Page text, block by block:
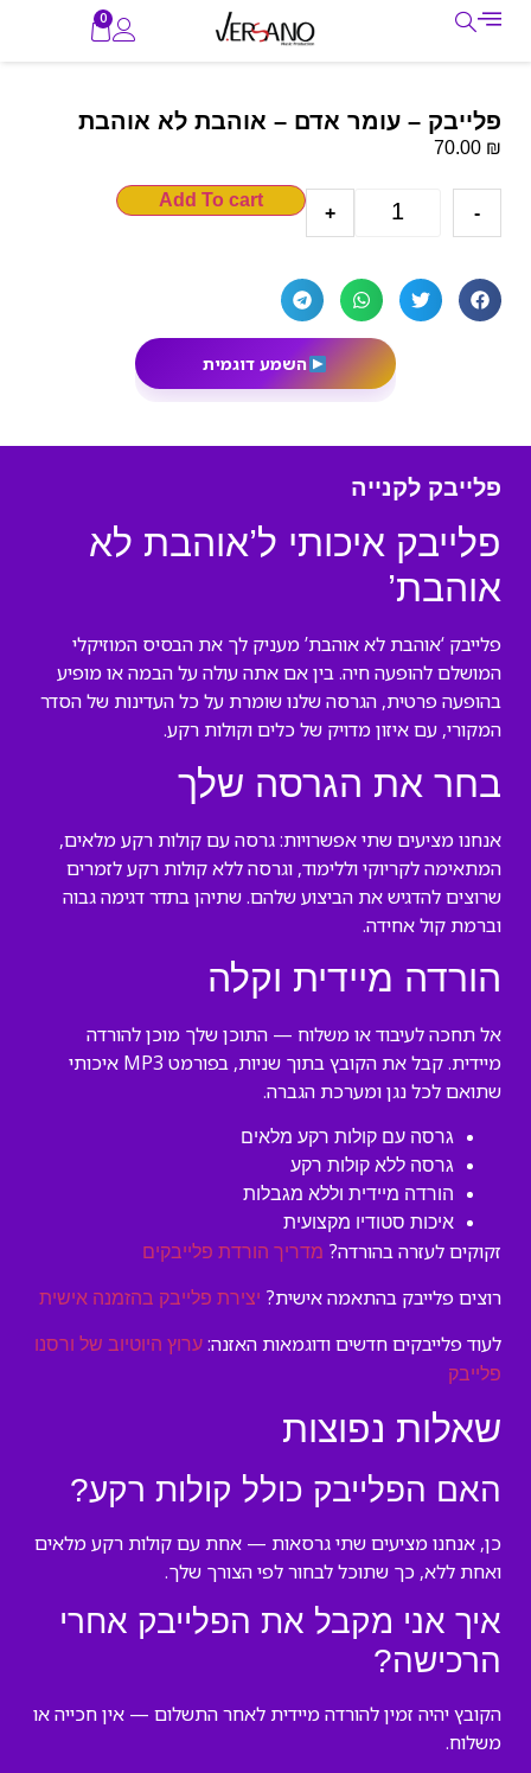
0
פלייבק – עומר אדם – אוהבת לא אוהבת
70.00 ₪
-
+
Add To cart
השמע דוגמית
פלייבק לקנייה
פלייבק איכותי ל’אוהבת לא
אוהבת’
פלייבק ‘אוהבת לא אוהבת’ מעניק לך את הבסיס המוזיקלי
המושלם להופעה חיה. בין אם אתה עולה על הבמה או מופיע
בהופעה פרטית, הגרסה שלנו שומרת על כל העדינות של הסדר
המקורי, עם איזון מדויק של כלים וקולות רקע.
בחר את הגרסה שלך
אנחנו מציעים שתי אפשרויות: גרסה עם קולות רקע מלאים,
המתאימה לקריוקי וללימוד, וגרסה ללא קולות רקע לזמרים
שרוצים להדגיש את הביצוע שלהם. שתיהן בתדר דגימה גבוה
וברמת קול אחידה.
הורדה מיידית וקלה
אל תחכה לעיבוד או משלוח — התוכן שלך מוכן להורדה
מיידית. קבל את הקובץ בתוך שניות, בפורמט MP3 איכותי
שתואם לכל נגן ומערכת הגברה.
גרסה עם קולות רקע מלאים
גרסה ללא קולות רקע
הורדה מיידית וללא מגבלות
איכות סטודיו מקצועית
זקוקים לעזרה בהורדה? מדריך הורדת פלייבקים
רוצים פלייבק בהתאמה אישית? יצירת פלייבק בהזמנה אישית
לעוד פלייבקים חדשים ודוגמאות האזנה: ערוץ היוטיוב של ורסנו
פלייבק
שאלות נפוצות
האם הפלייבק כולל קולות רקע?
כן, אנחנו מציעים שתי גרסאות — אחת עם קולות רקע מלאים
ואחת ללא, כך שתוכל לבחור לפי הצורך שלך.
איך אני מקבל את הפלייבק אחרי
הרכישה?
הקובץ יהיה זמין להורדה מיידית לאחר התשלום — אין חכייה או
משלוח.